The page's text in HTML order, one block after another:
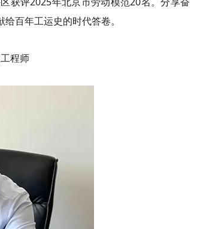
百年工运史的时代答卷。
程师